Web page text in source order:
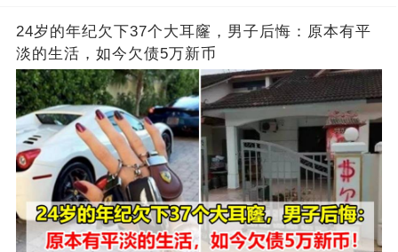
24岁的年纪欠下37个大耳窿，男子后悔：原本有平
淡的生活，如今欠债5万新币